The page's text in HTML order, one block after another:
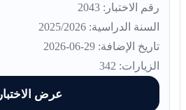
رقم الاختبار: 2043
السنة الدراسية: 2025/2026
تاريخ الإضافة: 29-06-2026
الزيارات: 342
عرض الاختبار